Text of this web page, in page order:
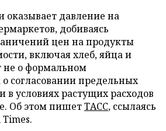
давление на
добиваясь
цен на продукты
включая хлеб, яйца и
не о формальном
согласовании предельных
в условиях растущих расходов
Об этом пишетТАСС, ссылаясь